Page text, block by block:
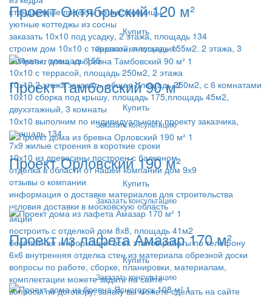
стандартные проекты из лиственницы
уютные коттеджы из сосны
заказать 10х10 под усадку, 2 этажа, площадь 134
строим дом 10х10 с террасой, площадь 155м2. 2 этажа, 3
комнаты, площадь 155
10х10 с террасой, площадь 250м2, 2 этажа
10х10 2 этажа заказать, общая площадь 250м2, с 6 комнатами
10х10 сборка под крышу, площадь 175,площадь 45м2,
двухэтажный, 3 комнаты
10х10 выполним по индивидуальному проекту заказчика,
площадь 134
7х9 жилые строения в короткие сроки
10х10 из древесины построен с балконом
отделка в области от нашей компании дом 9х9
отзывы о компании
информация о доставке материалов для строительства
условия доставки в московскую область
акции
построить с отделкой дом 8х8, площадь 41м2
бесплатная информация всех этапов работы по телефону
6х6 внутренняя отделка стен из материала обрезной доски
вопросы по работе, сборке, планировки, материалам,
комплектации можете задать на сайте
вопросы по договору, заявку вы можете сделать на сайте
Проект Октябрьский 120 м²
Купить
Заказать консультацию
Проект Тамбовский 90 м²
Купить
Заказать консультацию
Проект Орловский 190 м²
Купить
Заказать консультацию
Проект из лафета Амазар 170 м²
Купить
Заказать консультацию